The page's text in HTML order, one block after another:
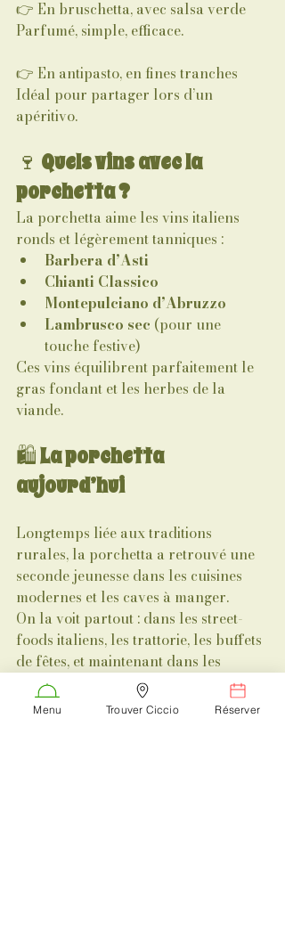
👉 En bruschetta, avec salsa verde
Parfumé, simple, efficace.
👉 En antipasto, en fines tranches
Idéal pour partager lors d’un
apéritivo.
🍷 Quels vins avec la
porchetta ?
La porchetta aime les vins italiens
ronds et légèrement tanniques :
Barbera d’Asti
Chianti Classico
Montepulciano d’Abruzzo
Lambrusco sec (pour une
touche festive)
Ces vins équilibrent parfaitement le
gras fondant et les herbes de la
viande.
🛍 La porchetta
aujourd’hui
Longtemps liée aux traditions
rurales, la porchetta a retrouvé une
seconde jeunesse dans les cuisines
modernes et les caves à manger.
On la voit partout : dans les street-
foods italiens, les trattorie, les buffets
de fêtes, et maintenant dans les
établissements spécialisés comme
Ciccio e Vino, où elle devient une
Menu Trouver Ciccio Réserver